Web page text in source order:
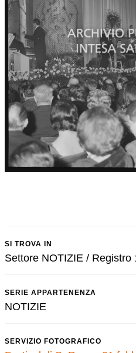
SI TROVA IN
Settore NOTIZIE /
SERIE APPARTENENZA
NOTIZIE
SERVIZIO FOTOGRAFICO